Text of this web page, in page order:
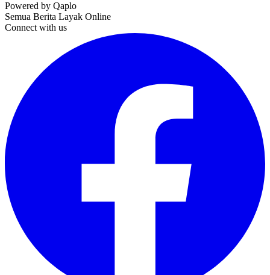
Powered by Qaplo
Semua Berita Layak Online
Connect with us